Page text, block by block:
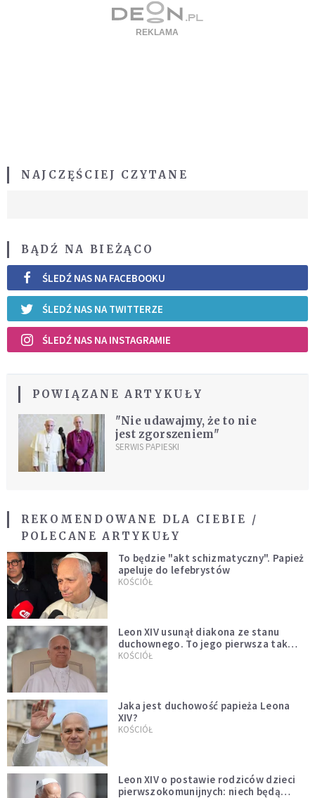
NAJCZĘŚCIEJ CZYTANE
BĄDŹ NA BIEŻĄCO
ŚLEDŹ NAS NA FACEBOOKU
ŚLEDŹ NAS NA TWITTERZE
ŚLEDŹ NAS NA INSTAGRAMIE
POWIĄZANE ARTYKUŁY
"Nie udawajmy, że to nie
jest zgorszeniem"
SERWIS PAPIESKI
REKOMENDOWANE DLA CIEBIE /
POLECANE ARTYKUŁY
To będzie "akt schizmatyczny". Papież
apeluje do lefebrystów
KOŚCIÓŁ
Leon XIV usunął diakona ze stanu
duchownego. To jego pierwsza tak
bezprecedensowa decyzja
KOŚCIÓŁ
Jaka jest duchowość papieża Leona
XIV?
KOŚCIÓŁ
Leon XIV o postawie rodziców dzieci
pierwszokomunijnych: niech będą